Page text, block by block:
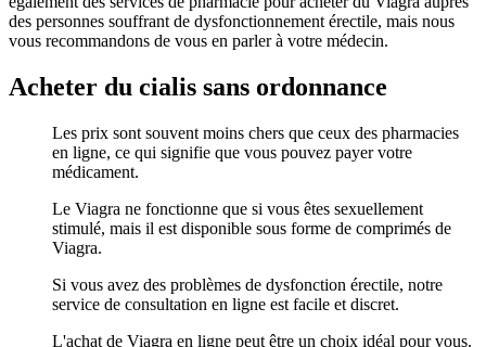
des personnes souffrant de dysfonctionnement érectile, mais nous
vous recommandons de vous en parler à votre médecin.
Acheter du cialis sans ordonnance
Les prix sont souvent moins chers que ceux des pharmacies
en ligne, ce qui signifie que vous pouvez payer votre
médicament.
Le Viagra ne fonctionne que si vous êtes sexuellement
stimulé, mais il est disponible sous forme de comprimés de
Viagra.
Si vous avez des problèmes de dysfonction érectile, notre
service de consultation en ligne est facile et discret.
L'achat de Viagra en ligne peut être un choix idéal pour vous.